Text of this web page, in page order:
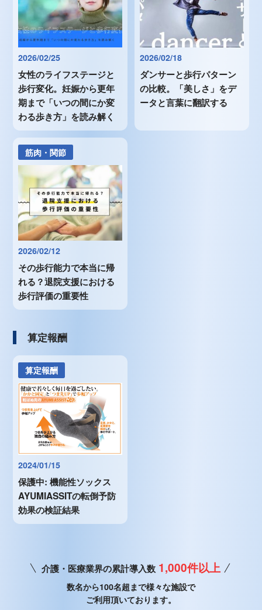
2026/02/25
女性のライフステージと
歩行変化。妊娠から更年
期まで「いつの間にか変
わる歩き方」を読み解く
2026/02/18
ダンサーと歩行パターン
の比較。「美しさ」をデ
ータと言葉に翻訳する
筋肉・関節
2026/02/12
その歩行能力で本当に帰
れる？退院支援における
歩行評価の重要性
算定報酬
算定報酬
2024/01/15
保護中: 機能性ソックス
AYUMIASSITの転倒予防
効果の検証結果
介護・医療業界の累計導入数 1,000件以上
数名から100名超まで様々な施設で
ご利用頂いております。